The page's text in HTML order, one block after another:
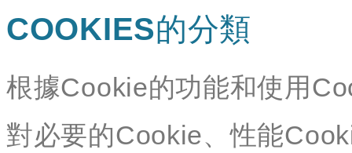
COOKIES的分類
根據Cookie的功能和使用
對必要的Cookie、性能